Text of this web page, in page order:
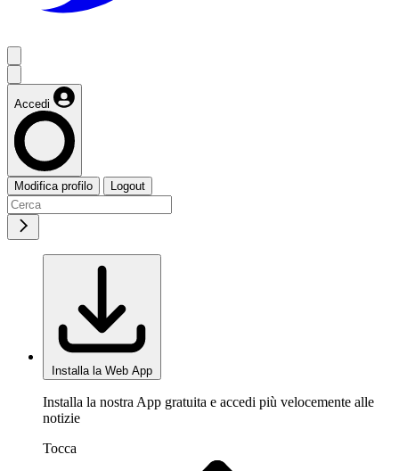
Accedi
Modifica profilo Logout
Installa la Web App
Installa la nostra App gratuita e accedi più velocemente alle
notizie
Tocca